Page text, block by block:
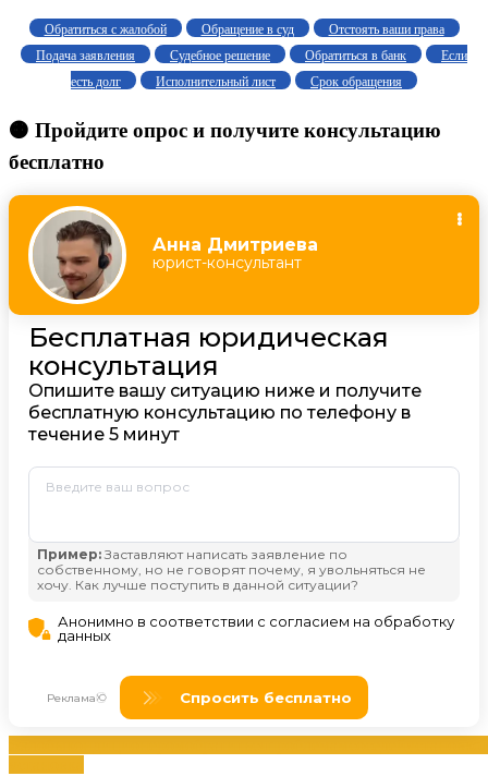
Обратиться с жалобой Обращение в суд
Отстоять ваши права
Подача заявления
Судебное решение Обратиться в банк
Если
есть долг
Исполнительный лист Срок обращения
🟠 Пройдите опрос и получите консультацию
бесплатно